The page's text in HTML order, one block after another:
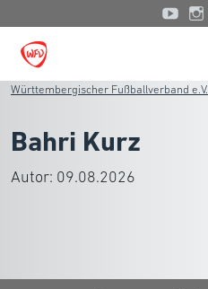
Württembergischer Fußballverband e.V.
Bahri Kurz
Autor: 09.08.2026